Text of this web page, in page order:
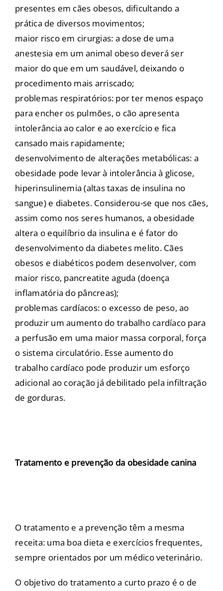
presentes em cães obesos, dificultando a
prática de diversos movimentos;
maior risco em cirurgias: a dose de uma
anestesia em um animal obeso deverá ser
maior do que em um saudável, deixando o
procedimento mais arriscado;
problemas respiratórios: por ter menos espaço
para encher os pulmões, o cão apresenta
intolerância ao calor e ao exercício e fica
cansado mais rapidamente;
desenvolvimento de alterações metabólicas: a
obesidade pode levar à intolerância à glicose,
hiperinsulinemia (altas taxas de insulina no
sangue) e diabetes. Considerou-se que nos cães,
assim como nos seres humanos, a obesidade
altera o equilíbrio da insulina e é fator do
desenvolvimento da diabetes melito. Cães
obesos e diabéticos podem desenvolver, com
maior risco, pancreatite aguda (doença
inflamatória do pâncreas);
problemas cardíacos: o excesso de peso, ao
produzir um aumento do trabalho cardíaco para
a perfusão em uma maior massa corporal, força
o sistema circulatório. Esse aumento do
trabalho cardíaco pode produzir um esforço
adicional ao coração já debilitado pela infiltração
de gorduras.
Tratamento e prevenção da obesidade canina
O tratamento e a prevenção têm a mesma
receita: uma boa dieta e exercícios frequentes,
sempre orientados por um médico veterinário.
O objetivo do tratamento a curto prazo é o de